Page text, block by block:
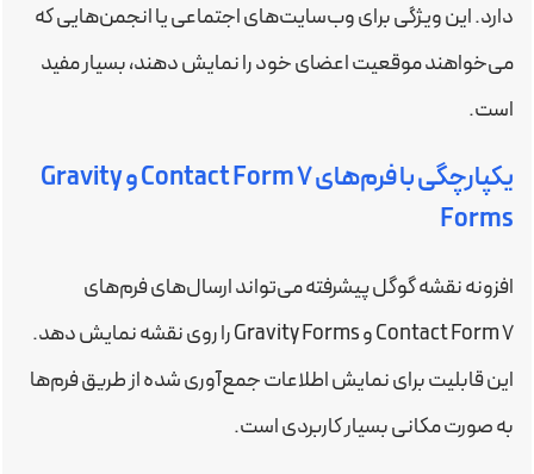
دارد. این ویژگی برای وب‌سایت‌های اجتماعی یا انجمن‌هایی که
می‌خواهند موقعیت اعضای خود را نمایش دهند، بسیار مفید
است.
یکپارچگی با فرم‌های Contact Form 7 و Gravity
Forms
افزونه نقشه گوگل پیشرفته می‌تواند ارسال‌های فرم‌های
Contact Form 7 و Gravity Forms را روی نقشه نمایش دهد.
این قابلیت برای نمایش اطلاعات جمع‌آوری شده از طریق فرم‌ها
به صورت مکانی بسیار کاربردی است.